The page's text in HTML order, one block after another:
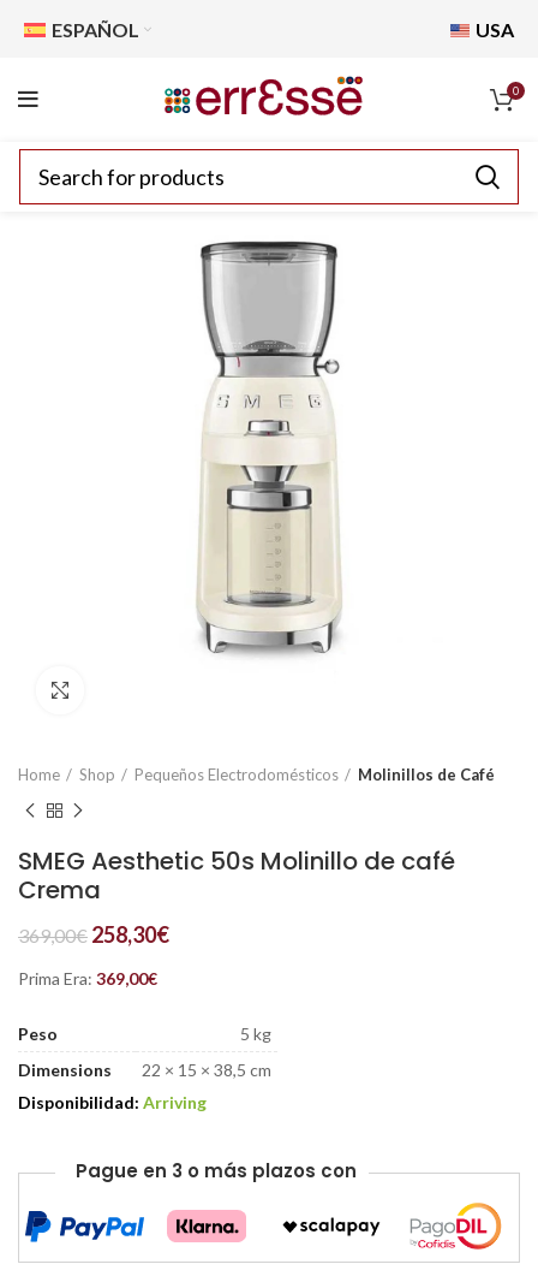
ESPAÑOL USA
0
Home Shop Pequeños Electrodomésticos Molinillos de Café
SMEG Aesthetic 50s Molinillo de café
Crema
369,00€ 258,30€
Prima Era: 369,00€
Peso
5 kg
Dimensions
22 × 15 × 38,5 cm
Disponibilidad: Arriving
Pague en 3 o más plazos con